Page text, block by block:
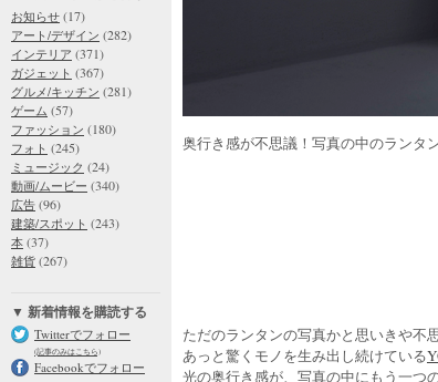
お知らせ (17)
アート/デザイン (282)
インテリア (371)
ガジェット (367)
グルメ/キッチン (281)
ゲーム (57)
ファッション (180)
フォト (245)
ミュージック (24)
動画/ムービー (340)
広告 (96)
建築/スポット (243)
本 (37)
雑貨 (267)
▼ 新着情報を購読する
Twitterでフォロー
(記事のみはこちら)
Facebookでフォロー
奥行き感が不思議！写真の中のランタ
ただのランタンの写真かと思いきや不
あっと驚くモノを生み出し続けている
光の奥行き感が、写真の中にもう一つ